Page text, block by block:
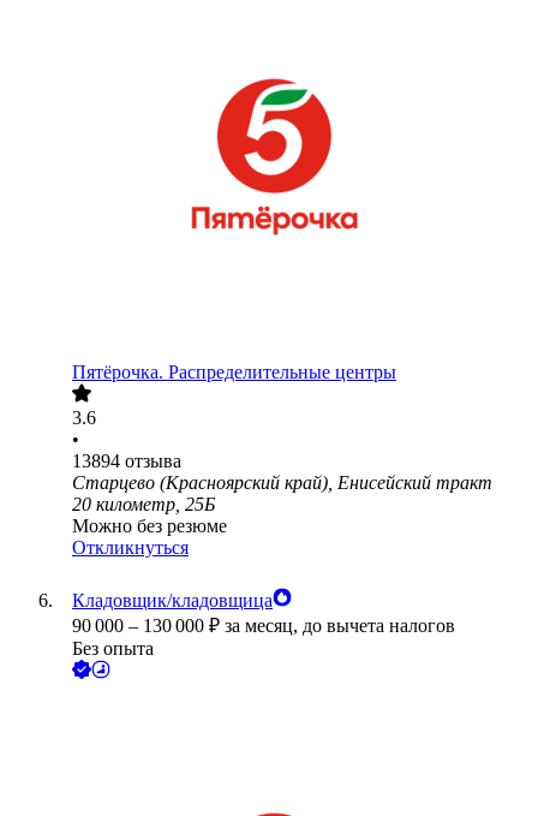
Пятёрочка. Распределительные центры
3.6
•
13894 отзыва
Старцево (Красноярский край), Енисейский тракт
20 километр, 25Б
Можно без резюме
Откликнуться
Кладовщик/кладовщица
90 000 – 130 000 ₽ за месяц, до вычета налогов
Без опыта